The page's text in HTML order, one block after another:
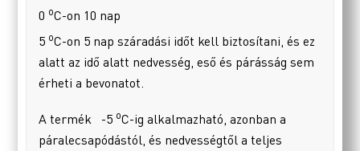
0 oC-on 10 nap
5 oC-on 5 nap száradási időt kell biztosítani, és ez
alatt az idő alatt nedvesség, eső és párásság sem
érheti a bevonatot.
A termék -5 oC-ig alkalmazható, azonban a
páralecsapódástól, és nedvességtől a teljes